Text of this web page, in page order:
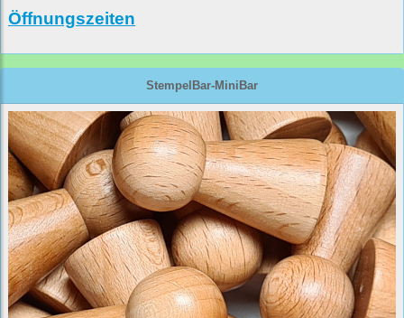
Öffnungszeiten
StempelBar-MiniBar